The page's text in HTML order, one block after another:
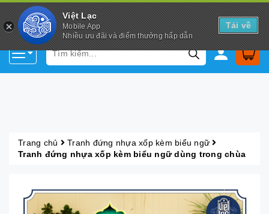
Việt Lạc
Mobile App
Nhiều ưu đãi và điểm thưởng hấp dẫn
Tải về
Trang chủ
Tranh đứng nhựa xốp kèm biểu ngữ
Tranh đứng nhựa xốp kèm biểu ngữ dùng trong chùa